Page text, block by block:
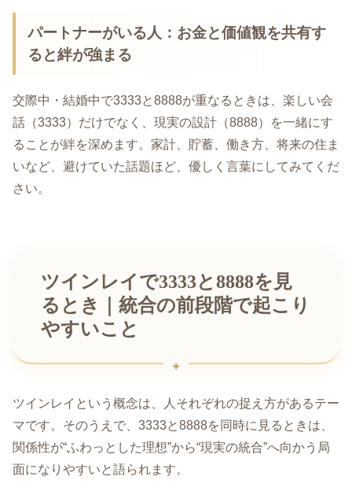
パートナーがいる人：お金と価値観を共有す
ると絆が強まる
交際中・結婚中で3333と8888が重なるときは、楽しい会
話（3333）だけでなく、現実の設計（8888）を一緒にす
ることが絆を深めます。家計、貯蓄、働き方、将来の住ま
いなど、避けていた話題ほど、優しく言葉にしてみてくだ
さい。
ツインレイで3333と8888を見
るとき｜統合の前段階で起こり
やすいこと
ツインレイという概念は、人それぞれの捉え方があるテー
マです。そのうえで、3333と8888を同時に見るときは、
関係性が“ふわっとした理想”から“現実の統合”へ向かう局
面になりやすいと語られます。